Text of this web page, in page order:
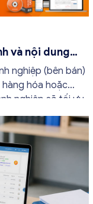
và nội dung
nghiệp (bên bán)
hóa hoặc
nghiệp sẽ tối ưu
án phạt hành